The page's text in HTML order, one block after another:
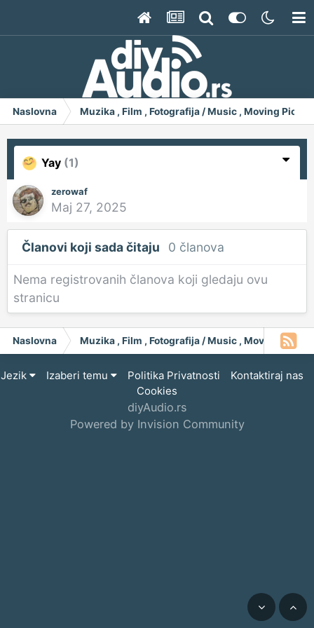
Naslovna Muzika , Film , Fotografija / Music , Moving
Yay (1)
zerowaf
Maj 27, 2025
Članovi koji sada čitaju 0 članova
Nema registrovanih članova koji gledaju ovu
stranicu
Naslovna Muzika , Film , Fotografija / Music , Moving
Jezik Izaberi temu Politika Privatnosti
Kontaktiraj nas
Cookies
diyAudio.rs
Powered by Invision Community